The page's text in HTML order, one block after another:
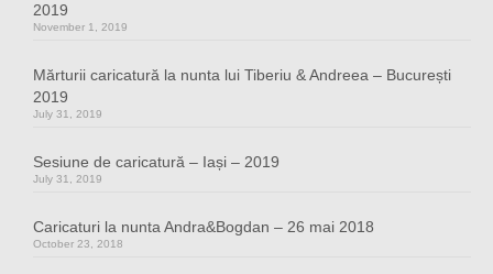
2019
November 1, 2019
Mărturii caricatură la nunta lui Tiberiu & Andreea – București
2019
July 31, 2019
Sesiune de caricatură – Iași – 2019
July 31, 2019
Caricaturi la nunta Andra&Bogdan – 26 mai 2018
October 23, 2018